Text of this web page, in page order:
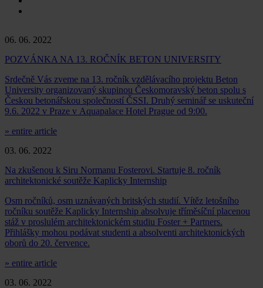
06. 06. 2022
POZVÁNKA NA 13. ROČNÍK BETON UNIVERSITY
Srdečně Vás zveme na 13. ročník vzdělávacího projektu Beton
University organizovaný skupinou Českomoravský beton spolu s
Českou betonářskou společností ČSSI. Druhý seminář se uskuteční
9.6. 2022 v Praze v Aquapalace Hotel Prague od 9:00.
» entire article
03. 06. 2022
Na zkušenou k Siru Normanu Fosterovi. Startuje 8. ročník
architektonické soutěže Kaplicky Internship
Osm ročníků, osm uznávaných britských studií. Vítěz letošního
ročníku soutěže Kaplicky Internship absolvuje tříměsíční placenou
stáž v proslulém architektonickém studiu Foster + Partners.
Přihlášky mohou podávat studenti a absolventi architektonických
oborů do 20. července.
» entire article
03. 06. 2022